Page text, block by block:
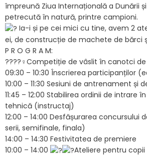
împreună Ziua Internațională a Dunării
petrecută în natură, printre campioni.
Ia-i și pe cei mici cu tine, avem 2
ei, de construcție de machete de bărci
P R O G R A M:
?‍?‍??‍♀️Competiție de vâslit în canotci de
09:30 – 10:30 Înscrierea participanților
10:00 – 11:30 Sesiuni de antrenament și
11:45 – 12:00 Stabilirea ordinii de intrare
tehnică (instructaj)
12:00 – 14:00 Desfășurarea concursului
serii, semifinale, finala)
14:00 – 14:30 Festivitatea de premiere
10:00 – 14:00
Ateliere pentru copii